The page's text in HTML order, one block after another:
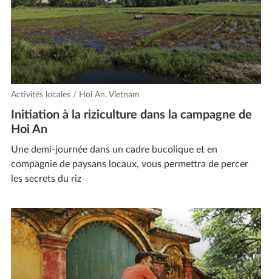
Activités locales / Hoi An, Vietnam
Initiation à la riziculture dans la campagne de
Hoi An
Une demi-journée dans un cadre bucolique et en
compagnie de paysans locaux, vous permettra de percer
les secrets du riz